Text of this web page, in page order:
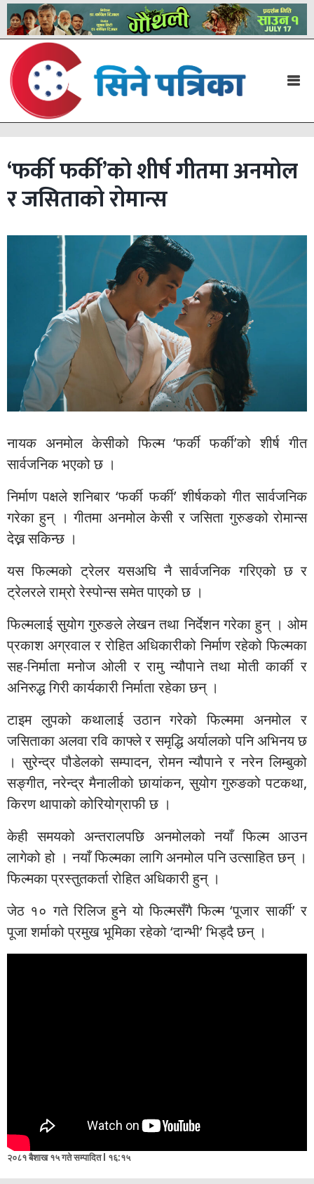
‘फर्की फर्की’को शीर्ष गीतमा अनमोल
र जसिताको रोमान्स
नायक अनमोल केसीको फिल्म ‘फर्की फर्की’को शीर्ष गीत
सार्वजनिक भएको छ ।
निर्माण पक्षले शनिबार ‘फर्की फर्की’ शीर्षकको गीत सार्वजनिक
गरेका हुन् । गीतमा अनमोल केसी र जसिता गुरुङको रोमान्स
देख्न सकिन्छ ।
यस फिल्मको ट्रेलर यसअघि नै सार्वजनिक गरिएको छ र
ट्रेलरले राम्रो रेस्पोन्स समेत पाएको छ ।
फिल्मलाई सुयोग गुरुङले लेखन तथा निर्देशन गरेका हुन् । ओम
प्रकाश अग्रवाल र रोहित अधिकारीको निर्माण रहेको फिल्मका
सह-निर्माता मनोज ओली र रामु न्यौपाने तथा मोती कार्की र
अनिरुद्ध गिरी कार्यकारी निर्माता रहेका छन् ।
टाइम लुपको कथालाई उठान गरेको फिल्ममा अनमोल र
जसिताका अलवा रवि काफ्ले र समृद्धि अर्यालको पनि अभिनय छ
। सुरेन्द्र पौडेलको सम्पादन, रोमन न्यौपाने र नरेन लिम्बुको
सङ्गीत, नरेन्द्र मैनालीको छायांकन, सुयोग गुरुङको पटकथा,
किरण थापाको कोरियोग्राफी छ ।
केही समयको अन्तरालपछि अनमोलको नयाँ फिल्म आउन
लागेको हो । नयाँ फिल्मका लागि अनमोल पनि उत्साहित छन् ।
फिल्मका प्रस्तुतकर्ता रोहित अधिकारी हुन् ।
जेठ १० गते रिलिज हुने यो फिल्मसँगै फिल्म ‘पूजार सार्की’ र
पूजा शर्माको प्रमुख भूमिका रहेको ‘दान्भी’ भिड्दै छन् ।
२०८१ बैशाख १५ गते सम्पादित l १६:१५